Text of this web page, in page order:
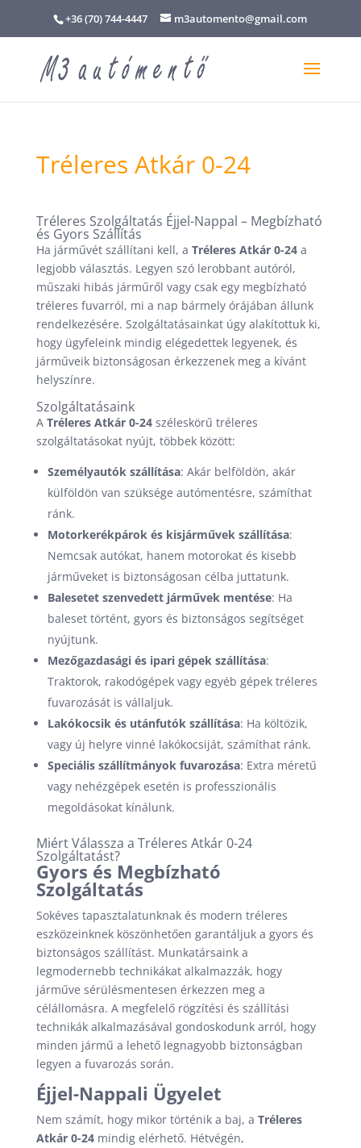
+36 (70) 744-4447 m3automento@gmail.com
Tréleres Atkár 0-24
Tréleres Szolgáltatás Éjjel-Nappal – Megbízható
és Gyors Szállítás
Ha járművét szállítani kell, a Tréleres Atkár 0-24a
legjobb választás. Legyen szó lerobbant autóról,
műszaki hibás járműről vagy csak egy megbízható
tréleres fuvarról, mi a nap bármely órájában állunk
rendelkezésére. Szolgáltatásainkat úgy alakítottuk ki,
hogy ügyfeleink mindig elégedettek legyenek, és
járműveik biztonságosan érkezzenek meg a kívánt
helyszínre.
Szolgáltatásaink
A Tréleres Atkár 0-24széleskörű tréleres
szolgáltatásokat nyújt, többek között:
Személyautók szállítása: Akár belföldön, akár
külföldön van szüksége autómentésre, számíthat
ránk.
Motorkerékpárok és kisjárművek szállítása:
Nemcsak autókat, hanem motorokat és kisebb
járműveket is biztonságosan célba juttatunk.
Balesetet szenvedett járművek mentése: Ha
baleset történt, gyors és biztonságos segítséget
nyújtunk.
Mezőgazdasági és ipari gépek szállítása:
Traktorok, rakodógépek vagy egyéb gépek tréleres
fuvarozását is vállaljuk.
Lakókocsik és utánfutók szállítása: Ha költözik,
vagy új helyre vinné lakókocsiját, számíthat ránk.
Speciális szállítmányok fuvarozása: Extra méretű
vagy nehézgépek esetén is professzionális
megoldásokat kínálunk.
Miért Válassza a Tréleres Atkár 0-24
Szolgáltatást?
Gyors és Megbízható
Szolgáltatás
Sokéves tapasztalatunknak és modern tréleres
eszközeinknek köszönhetően garantáljuk a gyors és
biztonságos szállítást. Munkatársaink a
legmodernebb technikákat alkalmazzák, hogy
járműve sérülésmentesen érkezzen meg a
célállomásra. A megfelelő rögzítési és szállítási
technikák alkalmazásával gondoskodunk arról, hogy
minden jármű a lehető legnagyobb biztonságban
legyen a fuvarozás során.
Éjjel-Nappali Ügyelet
Nem számít, hogy mikor történik a baj, a Tréleres
Atkár 0-24mindig elérhető. Hétvégén,